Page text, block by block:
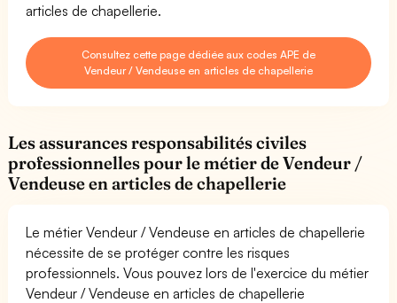
articles de chapellerie.
Consultez cette page dédiée aux codes APE de
Vendeur / Vendeuse en articles de chapellerie
Les assurances responsabilités civiles
professionnelles pour le métier de Vendeur /
Vendeuse en articles de chapellerie
Le métier Vendeur / Vendeuse en articles de chapellerie
nécessite de se protéger contre les risques
professionnels. Vous pouvez lors de l'exercice du métier
Vendeur / Vendeuse en articles de chapellerie